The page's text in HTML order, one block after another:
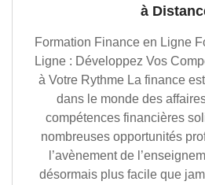
à
Formation Finance en Ligne
Ligne : Développez Vos
à Votre Rythme La finance
dans le monde des
compétences financières
nombreuses opportunités
l’avènement de
désormais plus facile que